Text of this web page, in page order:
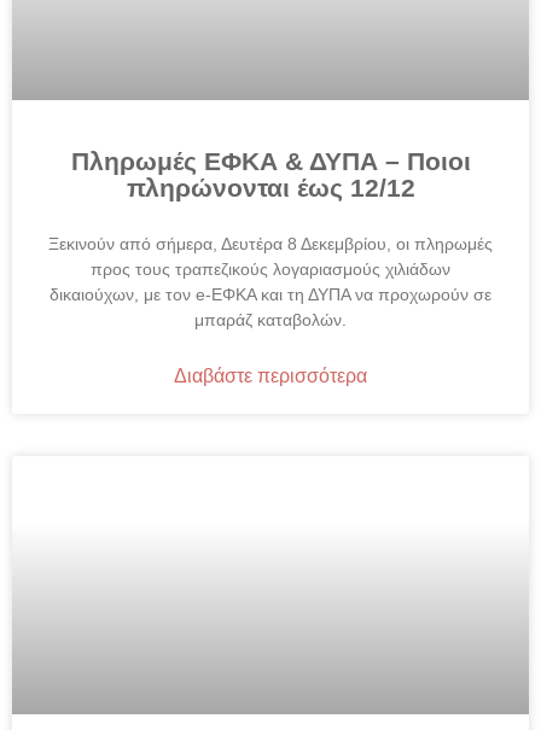
Πληρωμές ΕΦΚΑ & ΔΥΠΑ – Ποιοι
πληρώνονται έως 12/12
Ξεκινούν από σήμερα, Δευτέρα 8 Δεκεμβρίου, οι πληρωμές
προς τους τραπεζικούς λογαριασμούς χιλιάδων
δικαιούχων, με τον e-ΕΦΚΑ και τη ΔΥΠΑ να προχωρούν σε
μπαράζ καταβολών.
Διαβάστε περισσότερα